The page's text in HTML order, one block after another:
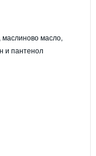
маслиново масло,
и пантенол